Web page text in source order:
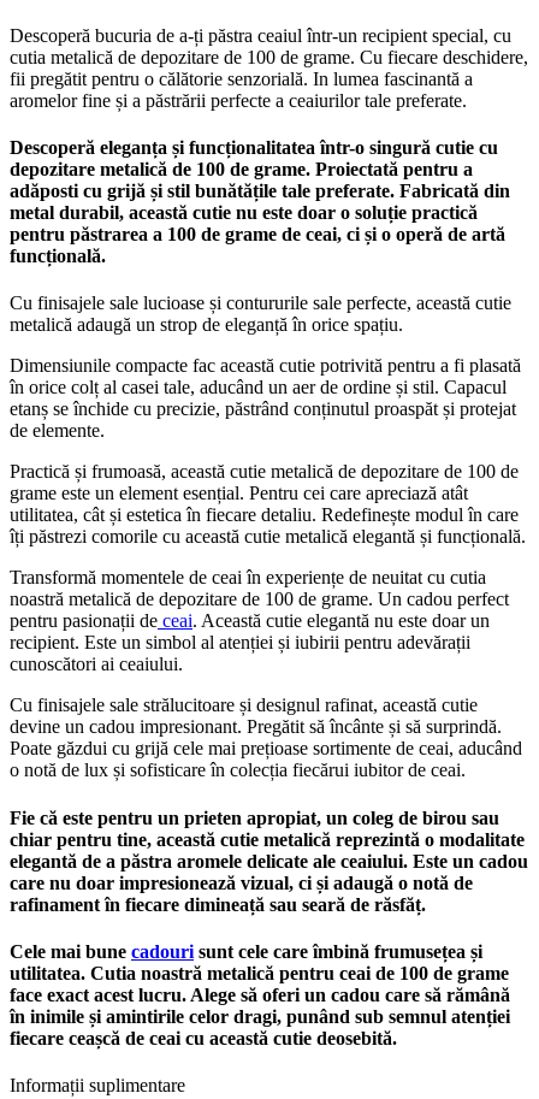
Descoperă bucuria de a-ți păstra ceaiul într-un recipient special, cu
cutia metalică de depozitare de 100 de grame. Cu fiecare deschidere,
fii pregătit pentru o călătorie senzorială. In lumea fascinantă a
aromelor fine și a păstrării perfecte a ceaiurilor tale preferate.
Descoperă eleganța și funcționalitatea într-o singură cutie cu
depozitare metalică de 100 de grame. Proiectată pentru a
adăposti cu grijă și stil bunătățile tale preferate. Fabricată din
metal durabil, această cutie nu este doar o soluție practică
pentru păstrarea a 100 de grame de ceai, ci și o operă de artă
funcțională.
Cu finisajele sale lucioase și contururile sale perfecte, această cutie
metalică adaugă un strop de eleganță în orice spațiu.
Dimensiunile compacte fac această cutie potrivită pentru a fi plasată
în orice colț al casei tale, aducând un aer de ordine și stil. Capacul
etanș se închide cu precizie, păstrând conținutul proaspăt și protejat
de elemente.
Practică și frumoasă, această cutie metalică de depozitare de 100 de
grame este un element esențial. Pentru cei care apreciază atât
utilitatea, cât și estetica în fiecare detaliu. Redefinește modul în care
îți păstrezi comorile cu această cutie metalică elegantă și funcțională.
Transformă momentele de ceai în experiențe de neuitat cu cutia
noastră metalică de depozitare de 100 de grame. Un cadou perfect
pentru pasionații de ceai. Această cutie elegantă nu este doar un
recipient. Este un simbol al atenției și iubirii pentru adevărații
cunoscători ai ceaiului.
Cu finisajele sale strălucitoare și designul rafinat, această cutie
devine un cadou impresionant. Pregătit să încânte și să surprindă.
Poate găzdui cu grijă cele mai prețioase sortimente de ceai, aducând
o notă de lux și sofisticare în colecția fiecărui iubitor de ceai.
Fie că este pentru un prieten apropiat, un coleg de birou sau
chiar pentru tine, această cutie metalică reprezintă o modalitate
elegantă de a păstra aromele delicate ale ceaiului. Este un cadou
care nu doar impresionează vizual, ci și adaugă o notă de
rafinament în fiecare dimineață sau seară de răsfăț.
Cele mai bune cadouri sunt cele care îmbină frumusețea și
utilitatea. Cutia noastră metalică pentru ceai de 100 de grame
face exact acest lucru. Alege să oferi un cadou care să rămână
în inimile și amintirile celor dragi, punând sub semnul atenției
fiecare ceașcă de ceai cu această cutie deosebită.
Informații suplimentare